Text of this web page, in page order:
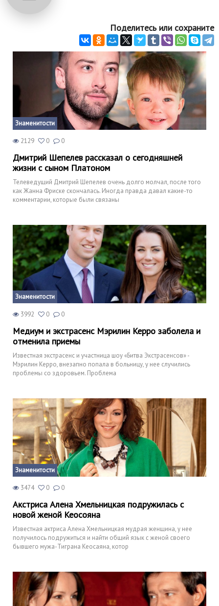
Поделитесь или сохраните
Знаменитости
2129 0 0
Дмитрий Шепелев рассказал о сегодняшней
жизни с сыном Платоном
Телеведущий Дмитрий Шепелев очень долго молчал, после того
как Жанна Фриске скончалась. Иногда правда давал какие-то
комментарии, которые были связаны
Знаменитости
3992 0 0
Медиум и экстрасенс Мэрилин Керро заболела и
отменила приемы
Известная экстрасенс и участница шоу «Битва Экстрасенсов» -
Мэрилин Керро, внезапно попала в больницу, у нее случились
проблемы со здоровьем. Проблема
Знаменитости
3474 0 0
Акстриса Алена Хмельницкая подружилась с
новой женой Кеосояна
Известная актриса Алена Хмельницкая мудрая женщина, у нее
получилось подружиться и найти общий язык с женой своего
бывшего мужа-Тиграна Кеосаяна, котор